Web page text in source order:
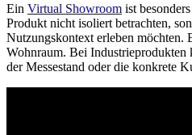
Ein Virtual Showroom ist
Produkt nicht isoliert betrachten,
Nutzungskontext erleben möchten.
Wohnraum. Bei Industrieprodukten
der Messestand oder die konkrete